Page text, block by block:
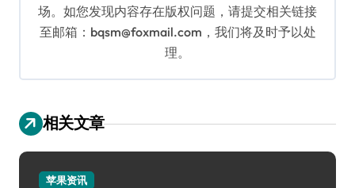
场。如您发现内容存在版权问题，请提交相关链接
至邮箱：bqsm@foxmail.com，我们将及时予以处
理。
相关文章
苹果资讯